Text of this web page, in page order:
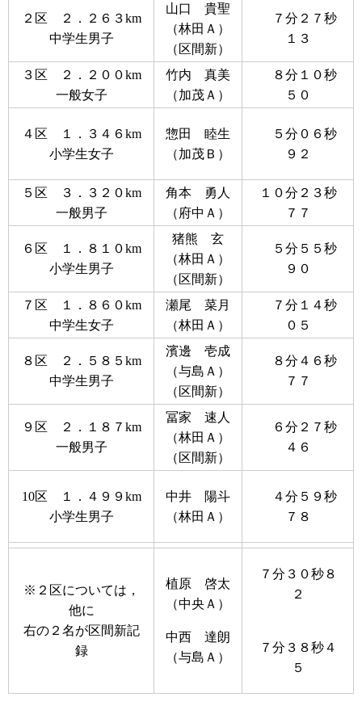
２区 ２．２６３km
中学生男子
山口 貴聖
（林田Ａ）
（区間新）
７分２７秒
１３
３区 ２．２００km
一般女子
竹内 真美
（加茂Ａ）
８分１０秒
５０
４区 １．３４６km
小学生女子
惣田 睦生
（加茂Ｂ）
５分０６秒
９２
５区 ３．３２０km
一般男子
角本 勇人
（府中Ａ）
１０分２３秒
７７
６区 １．８１０km
小学生男子
猪熊 玄
（林田Ａ）
（区間新）
５分５５秒
９０
７区 １．８６０km
中学生女子
瀬尾 菜月
（林田Ａ）
７分１４秒
０５
８区 ２．５８５km
中学生男子
濱邊 壱成
（与島Ａ）
（区間新）
８分４６秒
７７
９区 ２．１８７km
一般男子
冨家 速人
（林田Ａ）
（区間新）
６分２７秒
４６
10区 １．４９９km
小学生男子
中井 陽斗
（林田Ａ）
４分５９秒
７８
※２区については，
他に
右の２名が区間新記
録
植原 啓太
（中央Ａ）
中西 達朗
（与島Ａ）
７分３０秒８
２
７分３８秒４
５